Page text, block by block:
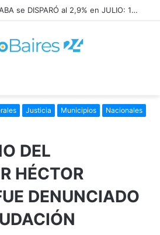
La INFLACIÓN de CABA se DISPARÓ al 2,9% en JULIO: 19,4% en 2026
Justicia Municipios
Nacionales
DEL
HÉCTOR
DENUNCIADO